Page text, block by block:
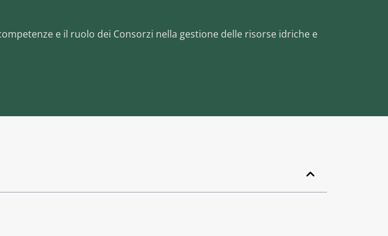
e il ruolo dei Consorzi nella gestione delle risorse idriche e